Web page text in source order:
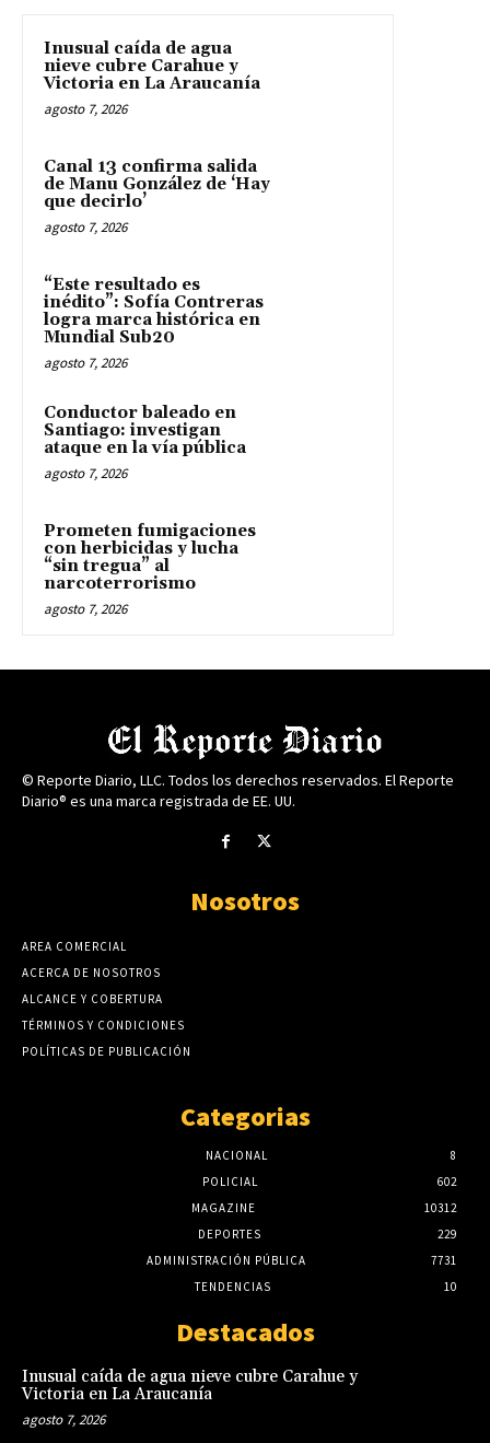
Inusual caída de agua
nieve cubre Carahue y
Victoria en La Araucanía
agosto 7, 2026
Canal 13 confirma salida
de Manu González de ‘Hay
que decirlo’
agosto 7, 2026
“Este resultado es
inédito”: Sofía Contreras
logra marca histórica en
Mundial Sub20
agosto 7, 2026
Conductor baleado en
Santiago: investigan
ataque en la vía pública
agosto 7, 2026
Prometen fumigaciones
con herbicidas y lucha
“sin tregua” al
narcoterrorismo
agosto 7, 2026
© Reporte Diario, LLC. Todos los derechos reservados. El Reporte
Diario® es una marca registrada de EE. UU.
Nosotros
AREA COMERCIAL
ACERCA DE NOSOTROS
ALCANCE Y COBERTURA
TÉRMINOS Y CONDICIONES
POLÍTICAS DE PUBLICACIÓN
Categorias
NACIONAL
8
POLICIAL
602
MAGAZINE
10312
DEPORTES
229
ADMINISTRACIÓN PÚBLICA
7731
TENDENCIAS
10
Destacados
Inusual caída de agua nieve cubre Carahue y
Victoria en La Araucanía
agosto 7, 2026